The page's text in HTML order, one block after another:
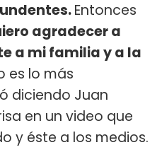
Entonces
agradecer a
a mi familia y a la
es lo más
diciendo Juan
en un video que
y éste a los medios.